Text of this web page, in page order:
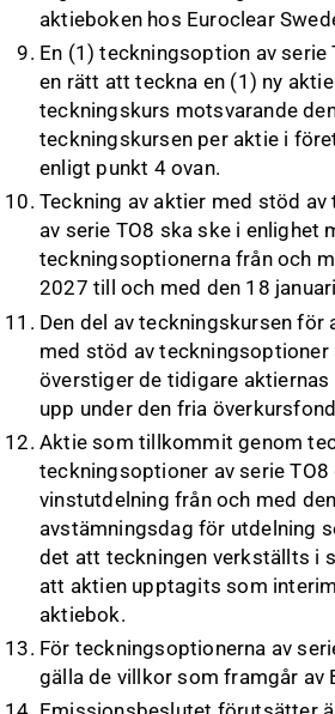
aktieboken hos Euroclear
En (1) teckningsoption av serie
en rätt att teckna en (1) ny
teckningskurs motsvarande
teckningskursen per aktie i
enligt punkt 4 ovan.
Teckning av aktier med stöd
av serie TO8 ska ske i enlighet
teckningsoptionerna från och
2027 till och med den 18
Den del av teckningskursen för
med stöd av teckningsoptioner
överstiger de tidigare
upp under den fria
Aktie som tillkommit genom
teckningsoptioner av serie
vinstutdelning från och med
avstämningsdag för utdelning
det att teckningen verkställts i
att aktien upptagits som
aktiebok.
För teckningsoptionerna av
gälla de villkor som framgår av